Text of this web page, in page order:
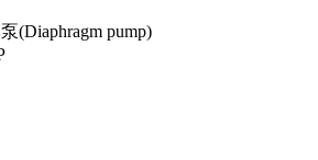
(Diaphragm pump)